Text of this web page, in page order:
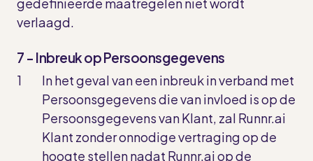
gedefinieerde maatregelen niet wordt
verlaagd.
7 - Inbreuk op Persoonsgegevens
In het geval van een inbreuk in verband met
Persoonsgegevens die van invloed is op de
Persoonsgegevens van Klant, zal Runnr.ai
Klant zonder onnodige vertraging op de
hoogte stellen nadat Runnr.ai op de